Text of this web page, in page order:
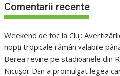
Comentarii recente
Weekend de foc la Cluj:
nopți tropicale rămân valabile
Berea revine pe stadioanele din
Nicușor Dan a promulgat legea